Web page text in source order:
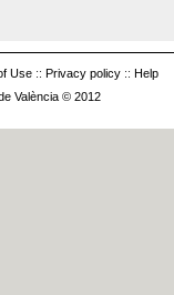
Use :: Privacy policy :: Help
València © 2012